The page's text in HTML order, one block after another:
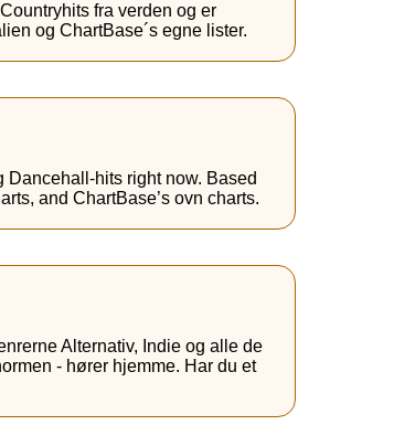
fra verden og er
og ChartBase´s egne lister.
hits right now. Based
and ChartBase’s ovn charts.
Alternativ, Indie og alle de
- hører hjemme. Har du et